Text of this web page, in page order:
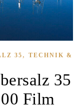
35 , TECHNIK &
35
Film